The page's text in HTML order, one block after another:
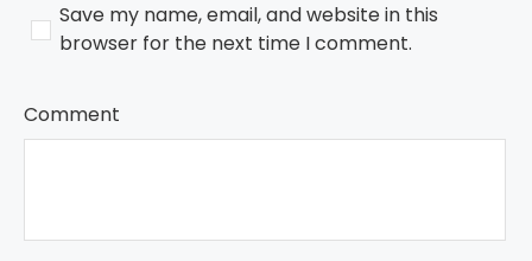
Save my name, email, and website in this
browser for the next time I comment.
Comment